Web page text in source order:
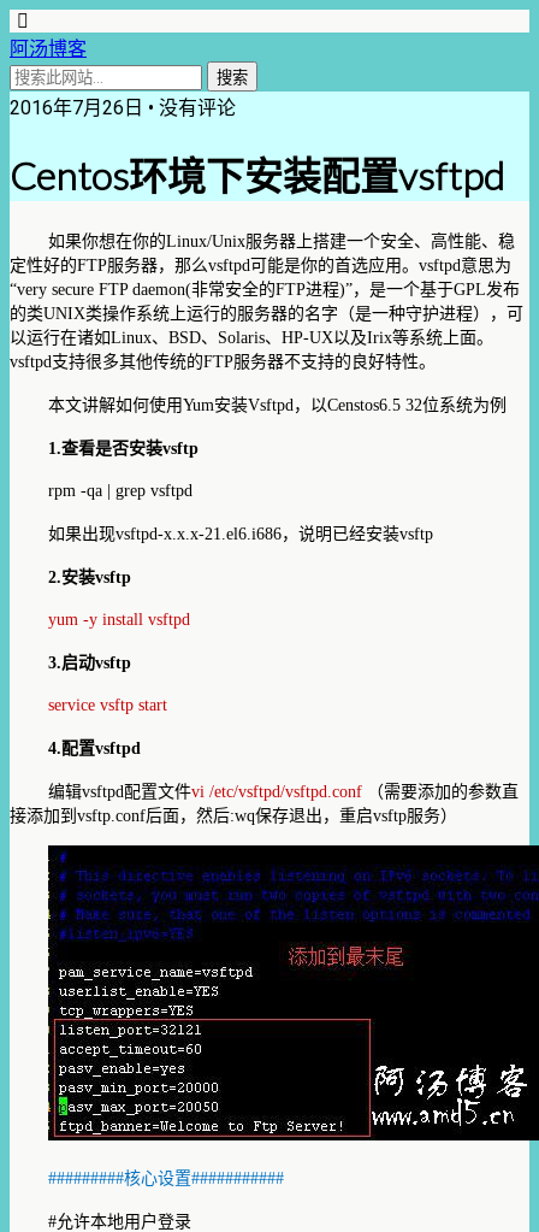
阿汤博客
2016年7月26日 • 没有评论
Centos环境下安装配置vsftpd
如果你想在你的Linux/Unix服务器上搭建一个安全、高性能、稳
定性好的FTP服务器，那么vsftpd可能是你的首选应用。vsftpd意思为
“very secure FTP daemon(非常安全的FTP进程)”，是一个基于GPL发布
的类UNIX类操作系统上运行的服务器的名字（是一种守护进程），可
以运行在诸如Linux、BSD、Solaris、HP-UX以及Irix等系统上面。
vsftpd支持很多其他传统的FTP服务器不支持的良好特性。
本文讲解如何使用Yum安装Vsftpd，以Censtos6.5 32位系统为例
1.查看是否安装vsftp
rpm -qa | grep vsftpd
如果出现vsftpd-x.x.x-21.el6.i686，说明已经安装vsftp
2.安装vsftp
yum -y install vsftpd
3.启动vsftp
service vsftp start
4.配置vsftpd
编辑vsftpd 配置文件vi /etc/vsftpd/vsftpd.conf （需要添加的参数直
接添加到vsftp.conf后面，然后:wq保存退出，重启vsftp服务）
#########核心设置###########
#允许本地用户登录